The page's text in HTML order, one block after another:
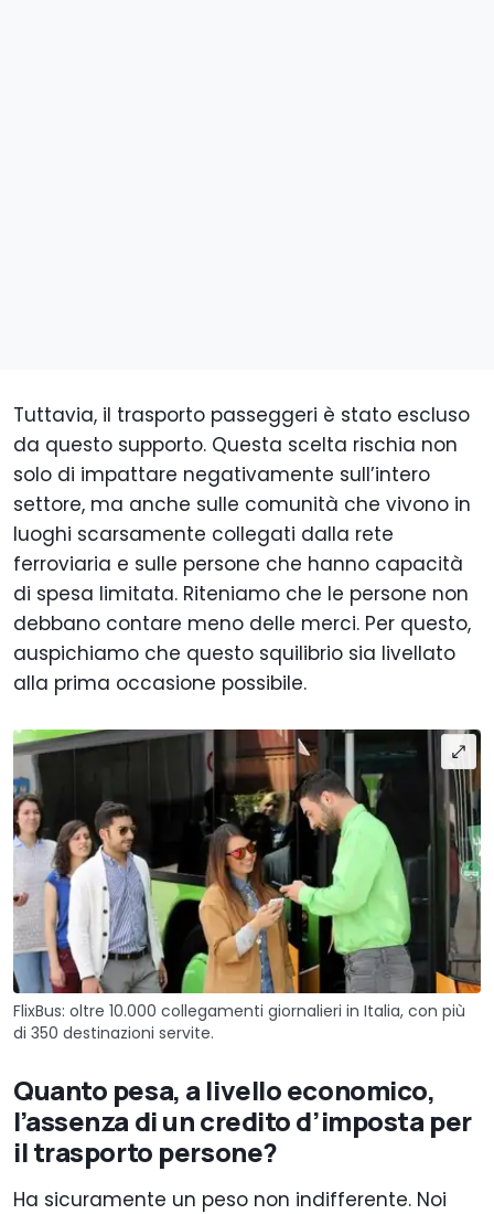
Tuttavia, il trasporto passeggeri è stato escluso
da questo supporto. Questa scelta rischia non
solo di impattare negativamente sull’intero
settore, ma anche sulle comunità che vivono in
luoghi scarsamente collegati dalla rete
ferroviaria e sulle persone che hanno capacità
di spesa limitata. Riteniamo che le persone non
debbano contare meno delle merci. Per questo,
auspichiamo che questo squilibrio sia livellato
alla prima occasione possibile.
FlixBus: oltre 10.000 collegamenti giornalieri in Italia, con più
di 350 destinazioni servite.
Quanto pesa, a livello economico,
l’assenza di un credito d’imposta per
il trasporto persone?
Ha sicuramente un peso non indifferente. Noi